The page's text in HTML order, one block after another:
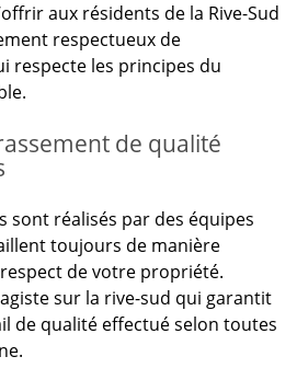
aux résidents de la Rive-Sud
respectueux de
respecte les principes du
de qualité
sont réalisés par des équipes
toujours de manière
de votre propriété.
sur la rive-sud qui garantit
de qualité effectué selon toutes